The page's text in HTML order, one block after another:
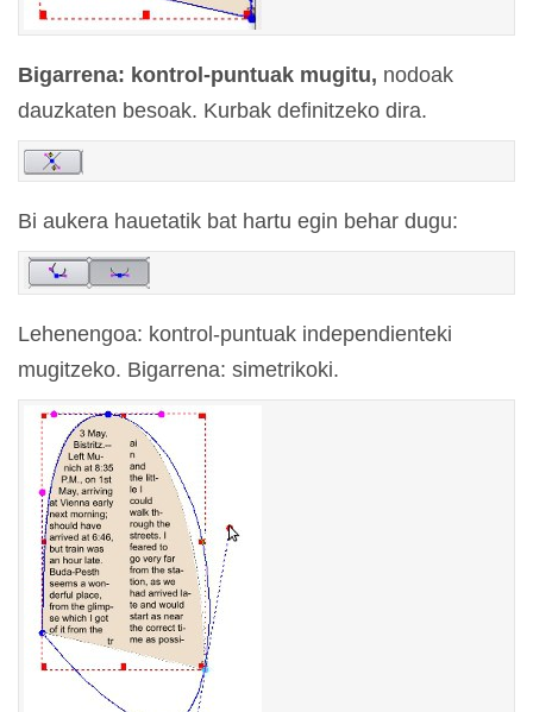
Bigarrena: kontrol-puntuak mugitu, nodoak
dauzkaten besoak. Kurbak definitzeko dira.
Bi aukera hauetatik bat hartu egin behar dugu:
Lehenengoa: kontrol-puntuak independienteki
mugitzeko. Bigarrena: simetrikoki.